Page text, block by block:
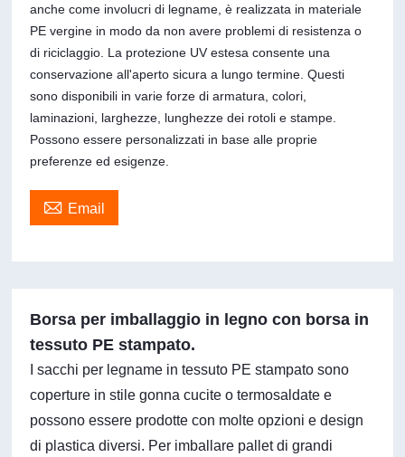
anche come involucri di legname, è realizzata in materiale
PE vergine in modo da non avere problemi di resistenza o
di riciclaggio. La protezione UV estesa consente una
conservazione all'aperto sicura a lungo termine. Questi
sono disponibili in varie forze di armatura, colori,
laminazioni, larghezze, lunghezze dei rotoli e stampe.
Possono essere personalizzati in base alle proprie
preferenze ed esigenze.
 Email
Borsa per imballaggio in legno con borsa in
tessuto PE stampato.
I sacchi per legname in tessuto PE stampato sono
coperture in stile gonna cucite o termosaldate e
possono essere prodotte con molte opzioni e design
di plastica diversi. Per imballare pallet di grandi